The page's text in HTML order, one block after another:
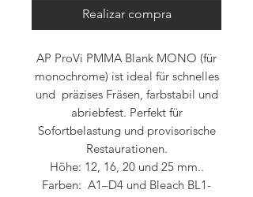
Realizar compra
AP ProVi PMMA Blank MONO (für
monochrome) ist ideal für schnelles
und präzises Fräsen, farbstabil und
abriebfest. Perfekt für
Sofortbelastung und provisorische
Restaurationen.
Höhe: 12, 16, 20 und 25 mm..
Farben: A1–D4 und Bleach BL1-